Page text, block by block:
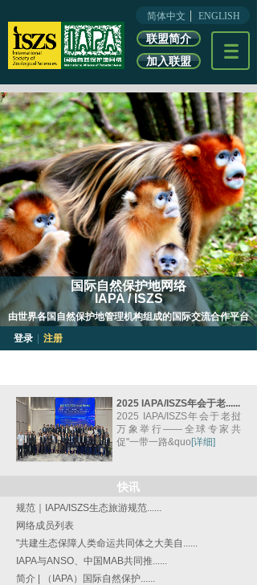
简体中文 ENGLISH
加入联盟
联盟简介
登录 注册
国际自然保护地网络
IAPA / ISZS
由世界各国自然保护地管理机构组成的国际交流合作平台
2025 IAPA/ISZS年会于老......
2025 IAPA/ISZS年会于老挝
万象举行——全球专家共
促"一带一路&quo [详细]
规范｜IAPA/ISZS生态旅游规范......
网络成员列表
"共建生态保障人类命运共同体之大美自......
IAPA与ANSO、中国MAB共同推......
简介 | （IAPA）国际自然保护......
快讯